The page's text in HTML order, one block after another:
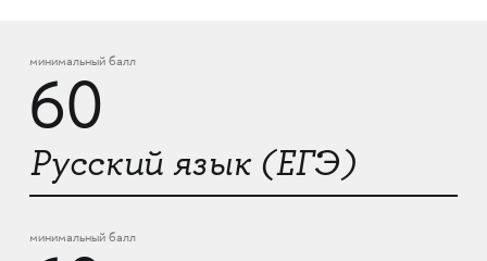
минимальный балл
60
Русский язык (ЕГЭ)
минимальный балл